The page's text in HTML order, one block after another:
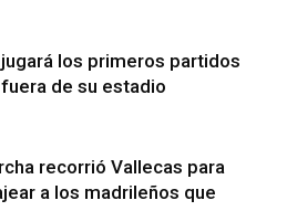
jugará los primeros partidos
de su estadio
recorrió Vallecas para
a los madrileños que